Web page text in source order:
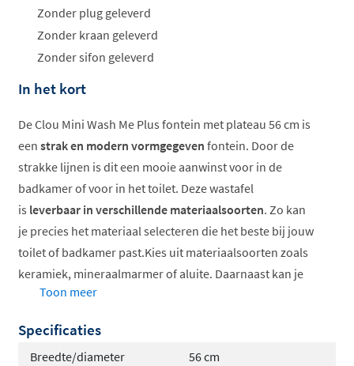
Zonder plug geleverd
Zonder kraan geleverd
Zonder sifon geleverd
In het kort
De Clou Mini Wash Me Plus fontein met plateau 56 cm is
een strak en modern vormgegeven fontein. Door de
strakke lijnen is dit een mooie aanwinst voor in de
badkamer of voor in het toilet. Deze wastafel
is leverbaar in verschillende materiaalsoorten. Zo kan
je precies het materiaal selecteren die het beste bij jouw
toilet of badkamer past.Kies uit materiaalsoorten zoals
keramiek, mineraalmarmer of aluite. Daarnaast kan je
kiezen aanwelke kant de kraan
Deze fontein wordt standaard geleverd zonder plug of
Toon meer
Specificaties
Breedte/diameter
56 cm